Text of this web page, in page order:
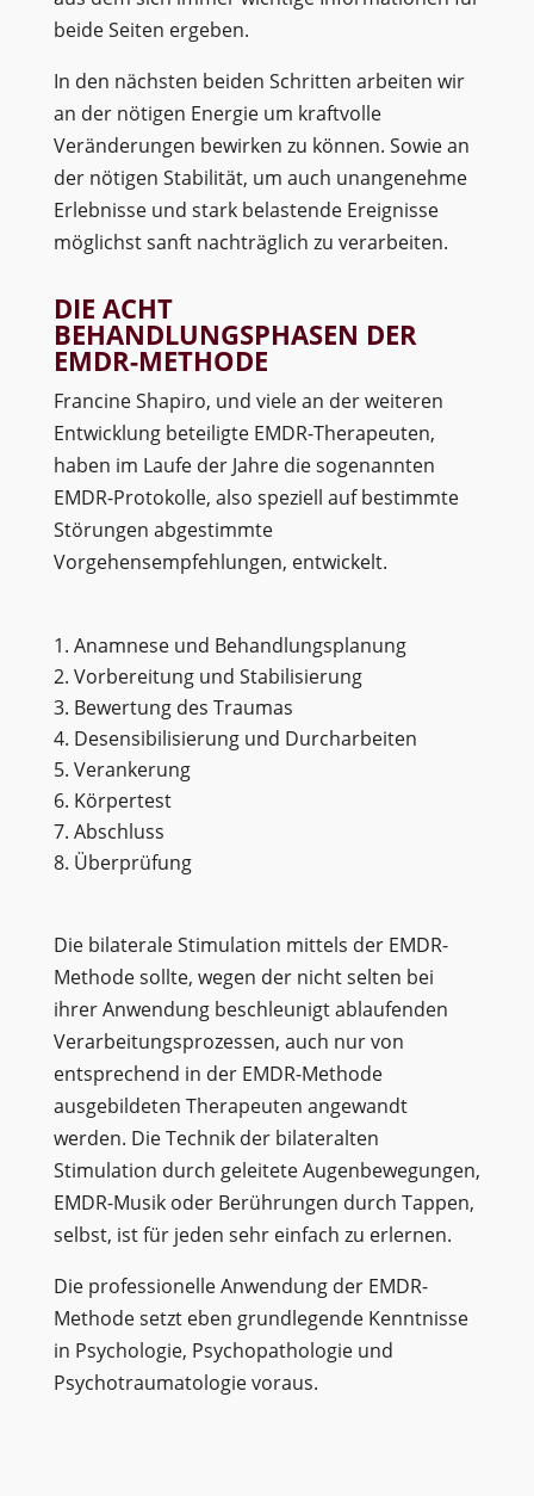
beide Seiten ergeben.
In den nächsten beiden Schritten arbeiten wir
an der nötigen Energie um kraftvolle
Veränderungen bewirken zu können. Sowie an
der nötigen Stabilität, um auch unangenehme
Erlebnisse und stark belastende Ereignisse
möglichst sanft nachträglich zu verarbeiten.
DIE ACHT
BEHANDLUNGSPHASEN DER
EMDR-METHODE
Francine Shapiro, und viele an der weiteren
Entwicklung beteiligte EMDR-Therapeuten,
haben im Laufe der Jahre die sogenannten
EMDR-Protokolle, also speziell auf bestimmte
Störungen abgestimmte
Vorgehensempfehlungen, entwickelt.
Anamnese und Behandlungsplanung
Vorbereitung und Stabilisierung
Bewertung des Traumas
Desensibilisierung und Durcharbeiten
Verankerung
Körpertest
Abschluss
Überprüfung
Die bilaterale Stimulation mittels der EMDR-
Methode sollte, wegen der nicht selten bei
ihrer Anwendung beschleunigt ablaufenden
Verarbeitungsprozessen, auch nur von
entsprechend in der EMDR-Methode
ausgebildeten Therapeuten angewandt
werden. Die Technik der bilateralten
Stimulation durch geleitete Augenbewegungen,
EMDR-Musik oder Berührungen durch Tappen,
selbst, ist für jeden sehr einfach zu erlernen.
Die professionelle Anwendung der EMDR-
Methode setzt eben grundlegende Kenntnisse
in Psychologie, Psychopathologie und
Psychotraumatologie voraus.